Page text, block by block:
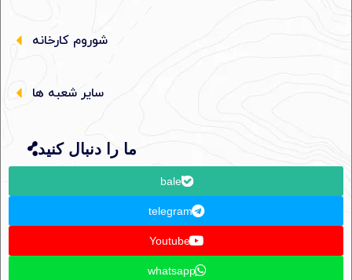
شوروم کارخانه
سایر شعبه ها
ما را دنبال کنید
bale
telegram
Youtube
whatsapp